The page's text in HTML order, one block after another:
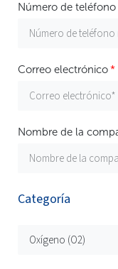
Número de
Correo electrónico
Nombre de la
Categoría